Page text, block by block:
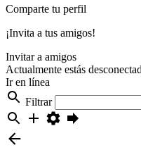
Comparte tu perfil
¡Invita a tus amigos!
Invitar a amigos
Actualmente estás
Ir en línea
Filtrar